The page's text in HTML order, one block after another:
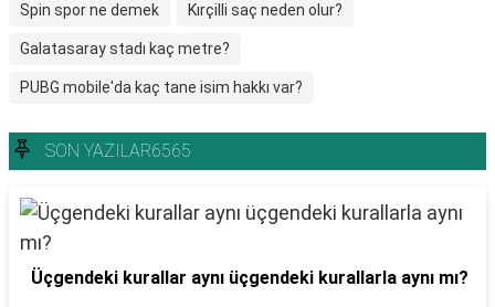
Spin spor ne demek Kırçilli saç neden olur?
Galatasaray stadı kaç metre?
PUBG mobile'da kaç tane isim hakkı var?
SON YAZILAR6565
Üçgendeki kurallar aynı üçgendeki kurallarla aynı mı?